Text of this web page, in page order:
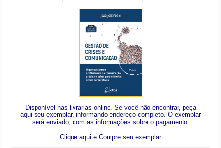
Disponível nas livrarias online. Se você não encontrar, peça
aqui seu exemplar, informando endereço completo. O exemplar
será enviado, com as informações sobre o pagamento.
Clique aqui e Compre seu exemplar